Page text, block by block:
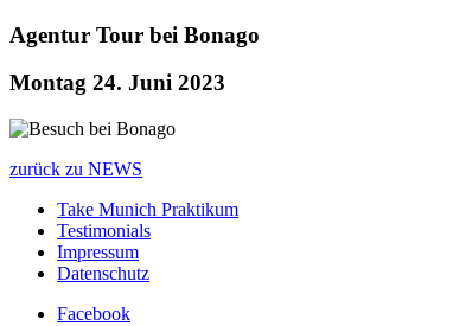
Agentur Tour bei Bonago
Montag 24. Juni 2023
zurück zu NEWS
Take Munich Praktikum
Testimonials
Impressum
Datenschutz
Facebook